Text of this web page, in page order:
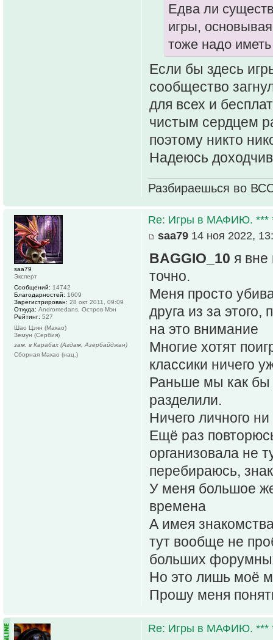
Едва ли
игры,
тоже надо
Если бы здесь
сообщество
для всех и
чистым сердцем
поэтому никто
Надеюсь
Разбираешься во
Re: Игры в МАФИЮ. ***
saa79 14 ноя 2022,
BAGGIO_10 я вне
точно.
Меня просто
друга из за
на это внимание
Многие хотят
классики ничего
Раньше мы как бы
разделили.
Ничего личного
Ещё раз
организовала не
перебираюсь,
У меня большое
времена
А имея
тут вообще не
больших
Но это лишь моё
Прошу меня
saa79
Эксперт
Сообщений: 14742
Благодарностей: 1609
Зарегистрирован: 28 окт 2011, 09:09
Откуда: Andromedans, Остров Мэн
Рейтинг: 527
Шао Цзян (Макао)
Земун (Сербия)
зам. в Карабах (Агдам, Азербайджан)
Сборная Макао (нац.)
Re: Игры в МАФИЮ. ***